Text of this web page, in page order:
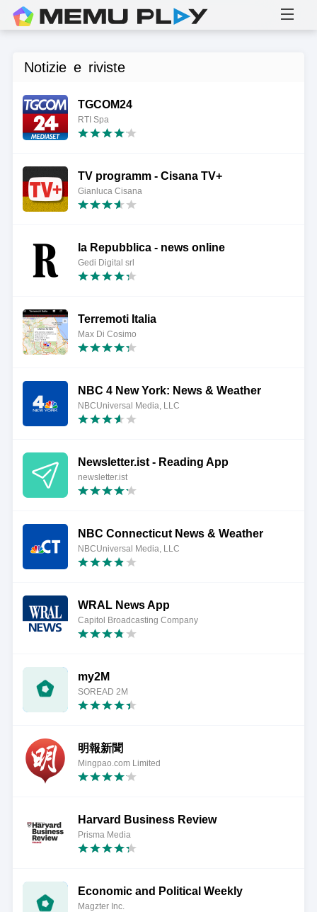
Notizie e riviste
TGCOM24
RTI Spa
TV programm - Cisana TV+
Gianluca Cisana
la Repubblica - news online
Gedi Digital srl
Terremoti Italia
Max Di Cosimo
NBC 4 New York: News & Weather
NBCUniversal Media, LLC
Newsletter.ist - Reading App
newsletter.ist
NBC Connecticut News & Weather
NBCUniversal Media, LLC
WRAL News App
Capitol Broadcasting Company
my2M
SOREAD 2M
明報新聞
Mingpao.com Limited
Harvard Business Review
Prisma Media
Economic and Political Weekly
Magzter Inc.